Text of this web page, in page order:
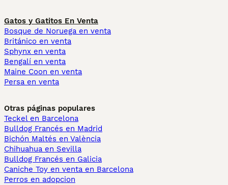
Gatos y Gatitos En Venta
Bosque de Noruega en venta
Británico en venta
Sphynx en venta
Bengalí en venta
Maine Coon en venta
Persa en venta
Otras páginas populares
Teckel en Barcelona
Bulldog Francés en Madrid
Bichón Maltés en València
Chihuahua en Sevilla
Bulldog Francés en Galicia
Caniche Toy en venta en Barcelona
Perros en adopcion